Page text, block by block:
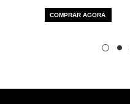
COMPRAR AGORA